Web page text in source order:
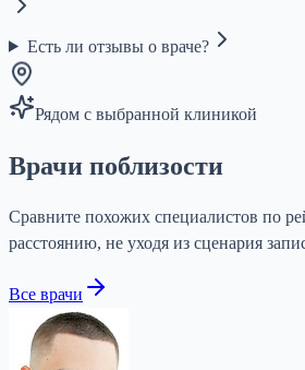
Есть ли отзывы о враче?
Рядом с выбранной клиникой
Врачи поблизости
Сравните похожих специалистов по
расстоянию, не уходя из сценария
Все врачи